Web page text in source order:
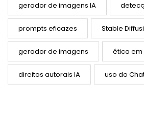
gerador de imagens IA
prompts eficazes Stable
gerador de imagens ética em
direitos autorais IA uso do